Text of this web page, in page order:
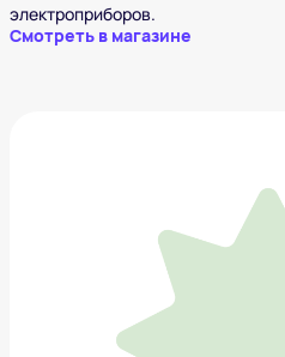
электроприборов.
Смотреть в магазине